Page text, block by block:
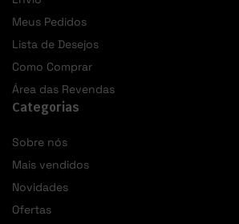
Meus Pedidos
Lista de Desejos
Como Comprar
Área das Revendas
Categorias
Sobre nós
Mais vendidos
Novidades
Ofertas